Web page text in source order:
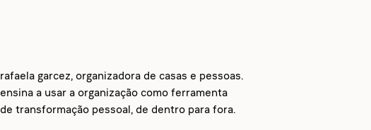
rafaela garcez, organizadora de casas e pessoas.
ensina a usar a organização como ferramenta
de transformação pessoal, de dentro para fora.